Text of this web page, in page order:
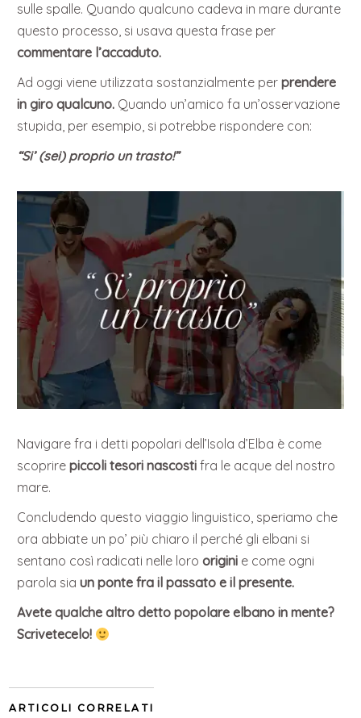
sulle spalle. Quando qualcuno cadeva in mare durante
questo processo, si usava questa frase per
commentare l’accaduto.
Ad oggi viene utilizzata sostanzialmente perprendere
in giro qualcuno. Quando un’amico fa un’osservazione
stupida, per esempio, si potrebbe rispondere con:
“Si’ (sei) proprio un trasto!”
Navigare fra i detti popolari dell’Isola d’Elba è come
scoprire piccoli tesori nascosti fra le acque del nostro
mare.
Concludendo questo viaggio linguistico, speriamo che
ora abbiate un po’ più chiaro il perché gli elbani si
sentano così radicati nelle loroorigini e come ogni
parola siaun ponte fra il passato e il presente.
Avete qualche altro detto popolare elbano in mente?
Scrivetecelo!
ARTICOLI CORRELATI